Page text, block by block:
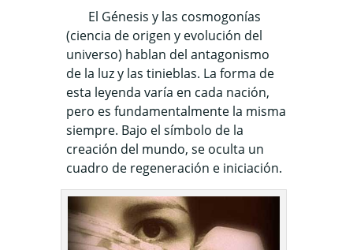
El Génesis y las cosmogonías
(ciencia de origen y evolución del
universo) hablan del antagonismo
de la luz y las tinieblas. La forma de
esta leyenda varía en cada nación,
pero es fundamentalmente la misma
siempre. Bajo el símbolo de la
creación del mundo, se oculta un
cuadro de regeneración e iniciación.